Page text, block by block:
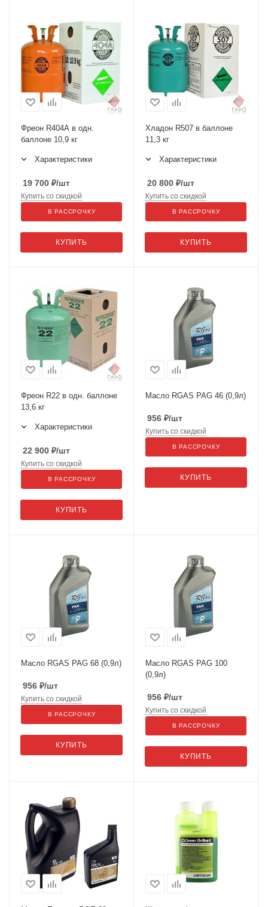
Фреон R404А в одн.
баллоне 10,9 кг
Характеристики
19 700 ₽/шт
КУПИТЬ
Купить со скидкой
В РАССРОЧКУ
Хладон R507 в баллоне
11,3 кг
Характеристики
20 800 ₽/шт
КУПИТЬ
Купить со скидкой
В РАССРОЧКУ
Фреон R22 в одн. баллоне
13,6 кг
Характеристики
22 900 ₽/шт
КУПИТЬ
Купить со скидкой
В РАССРОЧКУ
Масло RGAS PAG 46 (0,9л)
956 ₽/шт
КУПИТЬ
Купить со скидкой
В РАССРОЧКУ
Масло RGAS PAG 68 (0,9л)
956 ₽/шт
КУПИТЬ
Купить со скидкой
В РАССРОЧКУ
Масло RGAS PAG 100
(0,9л)
956 ₽/шт
КУПИТЬ
Купить со скидкой
В РАССРОЧКУ